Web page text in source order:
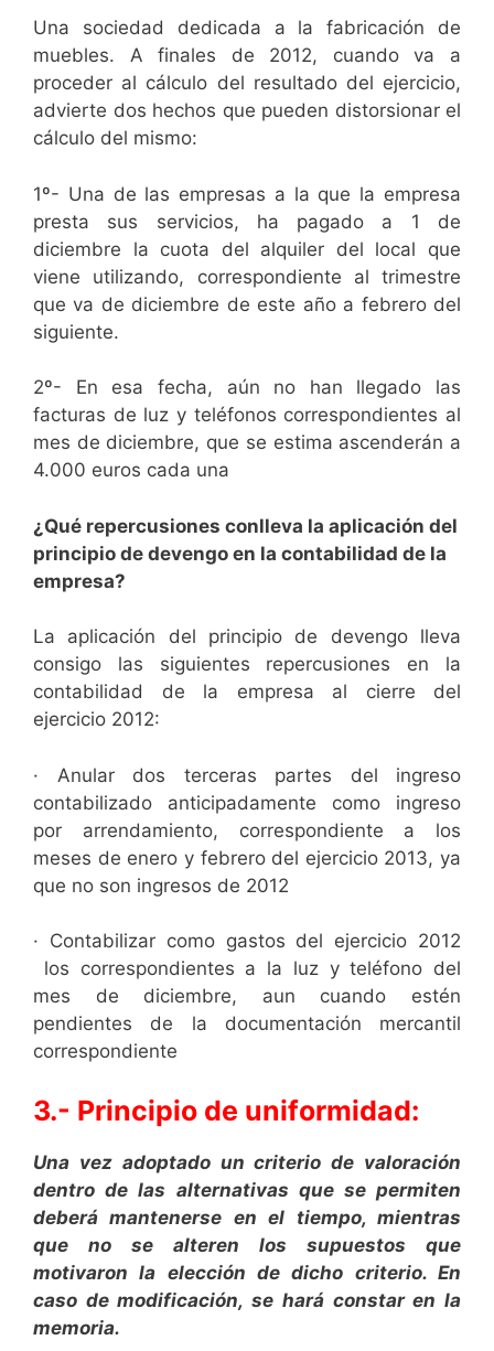
Una sociedad dedicada a la fabricación de
muebles. A finales de 2012, cuando va a
proceder al cálculo del resultado del ejercicio,
advierte dos hechos que pueden distorsionar el
cálculo del mismo:
1º- Una de las empresas a la que la empresa
presta sus servicios, ha pagado a 1 de
diciembre la cuota del alquiler del local que
viene utilizando, correspondiente al trimestre
que va de diciembre de este año a febrero del
siguiente.
2º- En esa fecha, aún no han llegado las
facturas de luz y teléfonos correspondientes al
mes de diciembre, que se estima ascenderán a
4.000 euros cada una
¿Qué repercusiones conlleva la aplicación del
principio de devengo en la contabilidad de la
empresa?
La aplicación del principio de devengo lleva
consigo las siguientes repercusiones en la
contabilidad de la empresa al cierre del
ejercicio 2012:
· Anular dos terceras partes del ingreso
contabilizado anticipadamente como ingreso
por arrendamiento, correspondiente a los
meses de enero y febrero del ejercicio 2013, ya
que no son ingresos de 2012
· Contabilizar como gastos del ejercicio 2012
los correspondientes a la luz y teléfono del
mes de diciembre, aun cuando estén
pendientes de la documentación mercantil
correspondiente
3.- Principio de uniformidad:
Una vez adoptado un criterio de valoración
dentro de las alternativas que se permiten
deberá mantenerse en el tiempo, mientras
que no se alteren los supuestos que
motivaron la elección de dicho criterio. En
caso de modificación, se hará constar en la
memoria.